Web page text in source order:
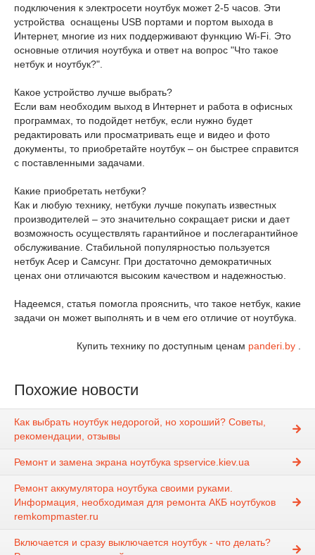
подключения к электросети ноутбук может 2-5 часов. Эти
устройства оснащены USB портами и портом выхода в
Интернет, многие из них поддерживают функцию Wi-Fi. Это
основные отличия ноутбука и ответ на вопрос "Что такое
нетбук и ноутбук?".
Какое устройство лучше выбрать?
Если вам необходим выход в Интернет и работа в офисных
программах, то подойдет нетбук, если нужно будет
редактировать или просматривать еще и видео и фото
документы, то приобретайте ноутбук – он быстрее справится
с поставленными задачами.
Какие приобретать нетбуки?
Как и любую технику, нетбуки лучше покупать известных
производителей – это значительно сокращает риски и дает
возможность осуществлять гарантийное и послегарантийное
обслуживание. Стабильной популярностью пользуется
нетбук Асер и Самсунг. При достаточно демократичных
ценах они отличаются высоким качеством и надежностью.
Надеемся, статья помогла прояснить, что такое нетбук, какие
задачи он может выполнять и в чем его отличие от ноутбука.
Купить технику по доступным ценам panderi.by
Похожие новости
Как выбрать ноутбук недорогой, но хороший? Советы,
рекомендации, отзывы
Ремонт и замена экрана ноутбука spservice.kiev.ua
Ремонт аккумулятора ноутбука своими руками.
Информация, необходимая для ремонта АКБ ноутбуков
remkompmaster.ru
Включается и сразу выключается ноутбук - что делать?